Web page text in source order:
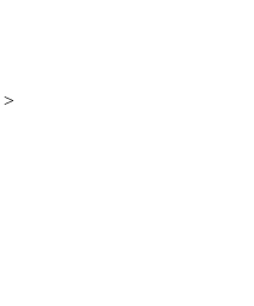
>